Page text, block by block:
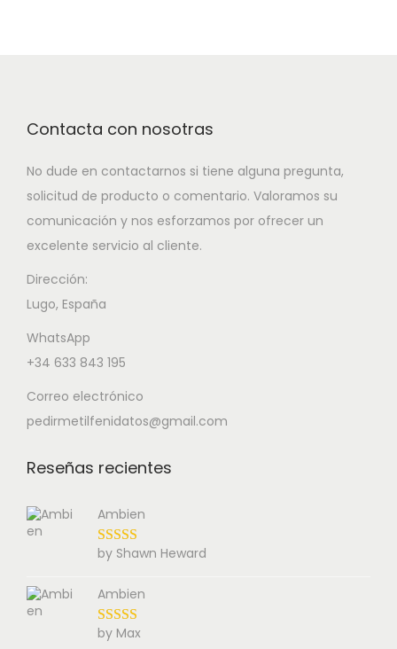
Contacta con nosotras
No dude en contactarnos si tiene alguna pregunta,
solicitud de producto o comentario. Valoramos su
comunicación y nos esforzamos por ofrecer un
excelente servicio al cliente.
Dirección:
Lugo, España
WhatsApp
+34 633 843 195
Correo electrónico
pedirmetilfenidatos@gmail.com
Reseñas recientes
Ambien
by Shawn Heward
Ambien
by Max